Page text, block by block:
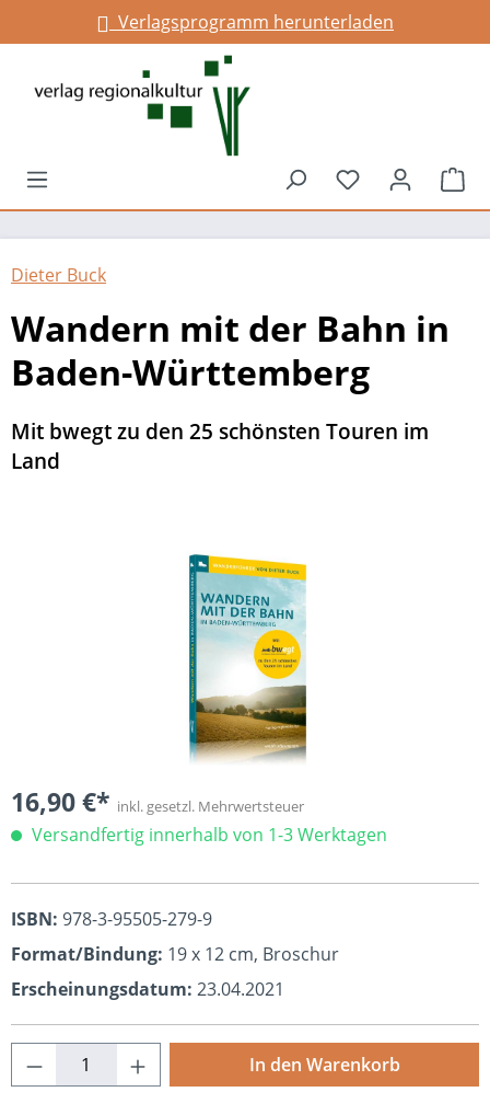
springenVerlagsprogramm herunterladen
Infos für Gemeinden
Du hast 0
Dieter Buck
Wandern mit der Bahn in
Baden-Württemberg
Mit bwegt zu den 25 schönsten Touren im
Land
16,90 €* inkl. gesetzl. Mehrwertsteuer
Versandfertig innerhalb von 1-3 Werktagen
ISBN: 978-3-95505-279-9
Format/Bindung: 19 x 12 cm, Broschur
Erscheinungsdatum: 23.04.2021
Produkt Anzahl: Gib den gewünschten
In den Warenkorb